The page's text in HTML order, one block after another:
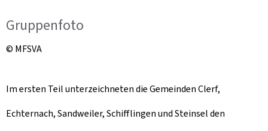
Gruppenfoto
© MFSVA
Im ersten Teil unterzeichneten die Gemeinden Clerf,
Echternach, Sandweiler, Schifflingen und Steinsel den